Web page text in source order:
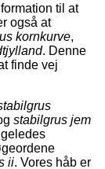
til at
også at
kornkurve,
. Denne
finde vej
stabilgrus jem
ii. Vores håb er